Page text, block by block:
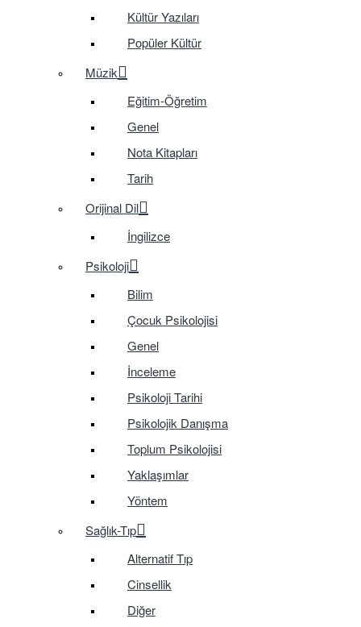
Kültür Yazıları
Popüler Kültür
Müzik
Eğitim-Öğretim
Genel
Nota Kitapları
Tarih
Orijinal Dil
İngilizce
Psikoloji
Bilim
Çocuk Psikolojisi
Genel
İnceleme
Psikoloji Tarihi
Psikolojik Danışma
Toplum Psikolojisi
Yaklaşımlar
Yöntem
Sağlık-Tıp
Alternatif Tıp
Cinsellik
Diğer